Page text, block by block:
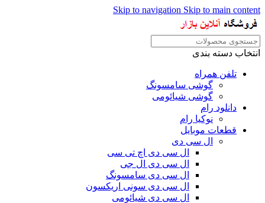
Skip to navigation Skip to main content
انتخاب دسته بندی
تلفن همراه
گوشی سامسونگ
گوشی شیائومی
دانلود رام
نوکیا رام
قطعات موبایل
ال سی دی
ال سی دی اچ تی سی
ال سی دی ال جی
ال سی دی سامسونگ
ال سی دی سونی اریکسون
ال سی دی شیائومی